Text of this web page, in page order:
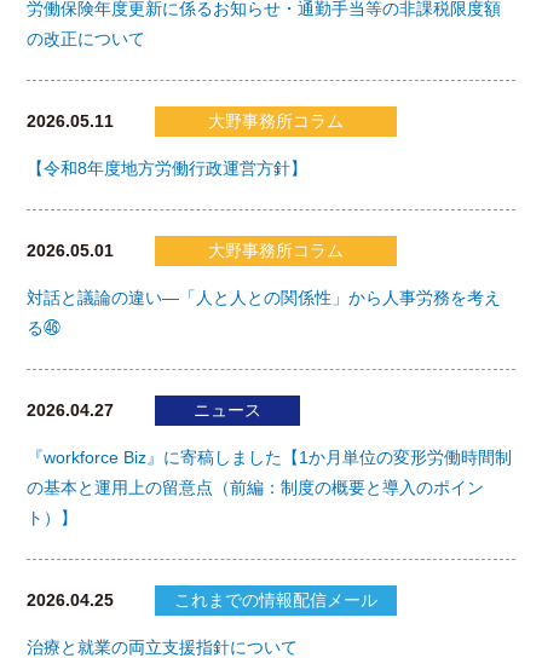
労働保険年度更新に係るお知らせ・通勤手当等の非課税限度額
の改正について
2026.05.11 大野事務所コラム
【令和8年度地方労働行政運営方針】
2026.05.01 大野事務所コラム
対話と議論の違い―「人と人との関係性」から人事労務を考え
る㊻
2026.04.27 ニュース
『workforce Biz』に寄稿しました【1か月単位の変形労働時間制
の基本と運用上の留意点（前編：制度の概要と導入のポイン
ト）】
2026.04.25 これまでの情報配信メール
治療と就業の両立支援指針について